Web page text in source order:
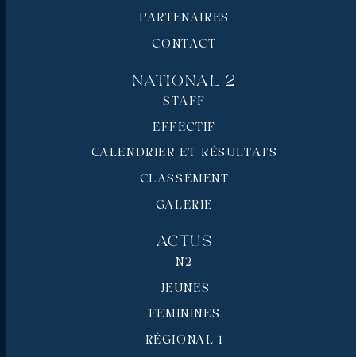
PARTENAIRES
CONTACT
National 2
STAFF
EFFECTIF
CALENDRIER ET RÉSULTATS
CLASSEMENT
GALERIE
Actus
N2
JEUNES
FÉMININES
RÉGIONAL 1